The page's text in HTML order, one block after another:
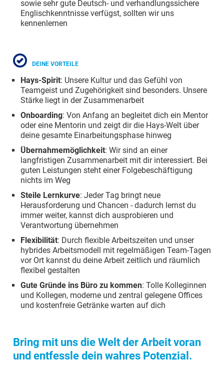
sowie sehr gute Deutsch- und verhandlungssichere
Englischkenntnisse verfügst, sollten wir uns
kennenlernen
DEINE VORTEILE
Hays-Spirit: Unsere Kultur und das Gefühl von
Teamgeist und Zugehörigkeit sind besonders. Unsere
Stärke liegt in der Zusammenarbeit
Onboarding: Von Anfang an begleitet dich ein Mentor
oder eine Mentorin und zeigt dir die Hays-Welt über
deine gesamte Einarbeitungsphase hinweg
Übernahmemöglichkeit: Wir sind an einer
langfristigen Zusammenarbeit mit dir interessiert. Bei
guten Leistungen steht einer Folgebeschäftigung
nichts im Weg
Steile Lernkurve: Jeder Tag bringt neue
Herausforderung und Chancen - dadurch lernst du
immer weiter, kannst dich ausprobieren und
Verantwortung übernehmen
Flexibilität: Durch flexible Arbeitszeiten und unser
hybrides Arbeitsmodell mit regelmäßigen Team-Tagen
vor Ort kannst du deine Arbeit zeitlich und räumlich
flexibel gestalten
Gute Gründe ins Büro zu kommen: Tolle Kolleginnen
und Kollegen, moderne und zentral gelegene Offices
und kostenfreie Getränke warten auf dich
Bring mit uns die Welt der Arbeit voran
und entfessle dein wahres Potenzial.